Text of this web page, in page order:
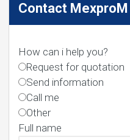
Contact
How can i help you?
Request for quotation
Send information
Call me
Other
Full name